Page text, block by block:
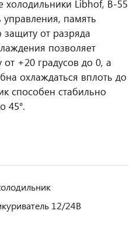
холодильники Libhof, B-55
память
защиту от разряда
позволяет
от +20 градусов до 0, а
охлаждаться вплоть до
способен стабильно
45°.
12/24В